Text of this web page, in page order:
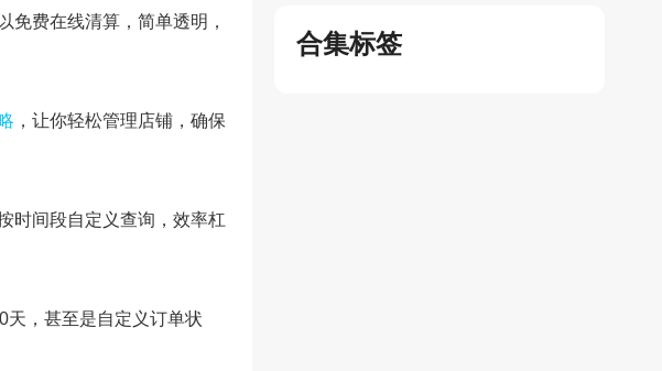
免费在线清算，简单透明，
，让你轻松管理店铺，确保
时间段自定义查询，效率杠
天，甚至是自定义订单状
合集标签